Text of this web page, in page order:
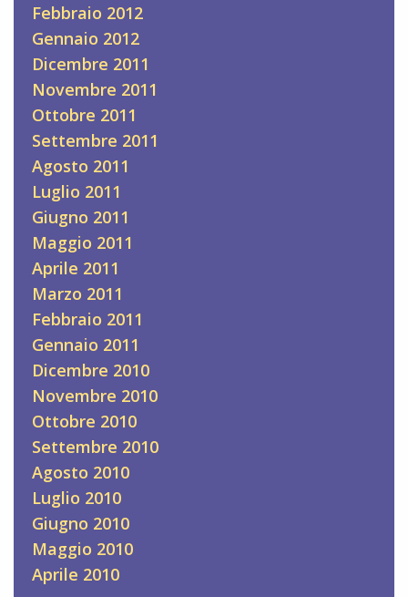
Febbraio 2012
Gennaio 2012
Dicembre 2011
Novembre 2011
Ottobre 2011
Settembre 2011
Agosto 2011
Luglio 2011
Giugno 2011
Maggio 2011
Aprile 2011
Marzo 2011
Febbraio 2011
Gennaio 2011
Dicembre 2010
Novembre 2010
Ottobre 2010
Settembre 2010
Agosto 2010
Luglio 2010
Giugno 2010
Maggio 2010
Aprile 2010